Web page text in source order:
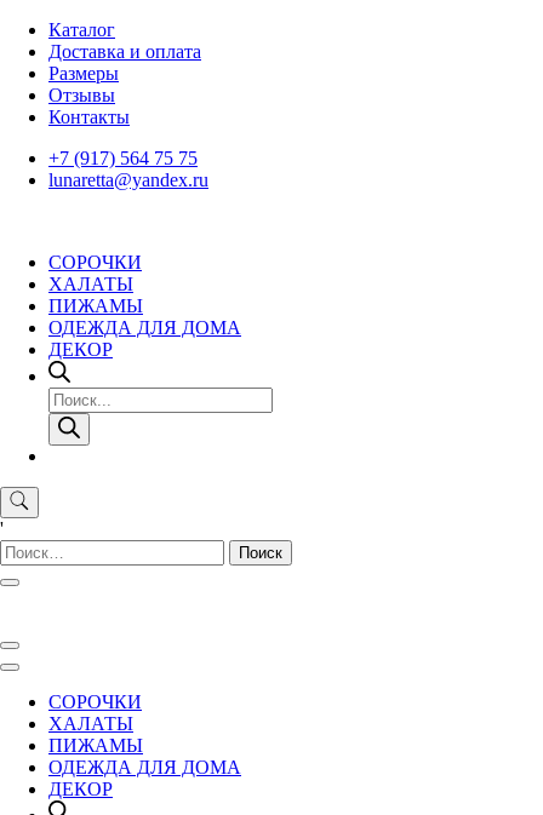
Skip
content
Каталог
Доставка и оплата
Размеры
Отзывы
Контакты
+7 (917) 564 75 75
lunaretta@yandex.ru
СОРОЧКИ
ХАЛАТЫ
ПИЖАМЫ
ОДЕЖДА ДЛЯ ДОМА
ДЕКОР
Поиск
товаров
'
Найти:
СОРОЧКИ
ХАЛАТЫ
ПИЖАМЫ
ОДЕЖДА ДЛЯ ДОМА
ДЕКОР